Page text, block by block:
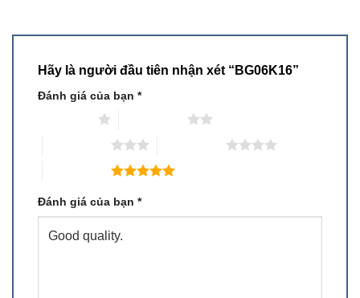
Hãy là người đầu tiên nhận xét “BG06K16”
Đánh giá của bạn *
Đánh giá của bạn *